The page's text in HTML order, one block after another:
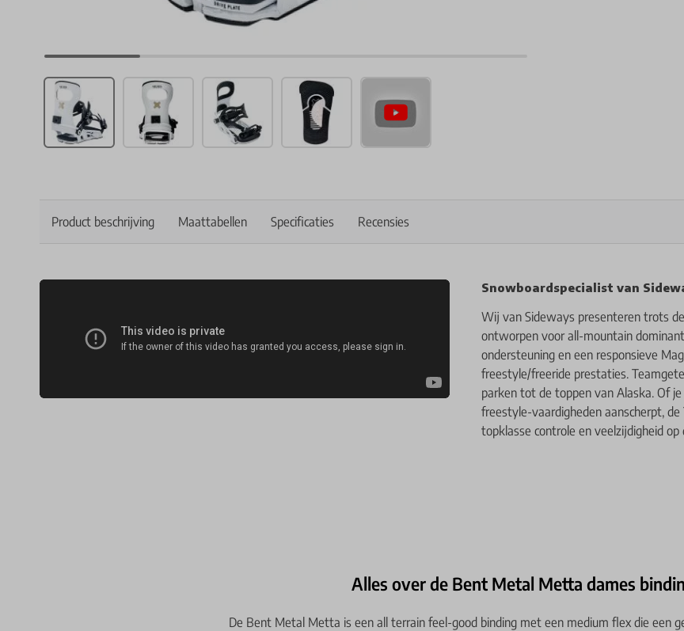
Product beschrijving Maattabellen Specificaties Recensies
Snowboardspecialist van
Wij van Sideways presenteren trots
ontworpen voor all-mountain
ondersteuning en een responsieve
freestyle/freeride prestaties.
parken tot de toppen van Alaska. Of
freestyle-vaardigheden aanscherpt,
topklasse controle en veelzijdigheid
Alles over de Bent Metal Metta dames
De Bent Metal Metta is een all terrain feel-good binding met een medium flex die een